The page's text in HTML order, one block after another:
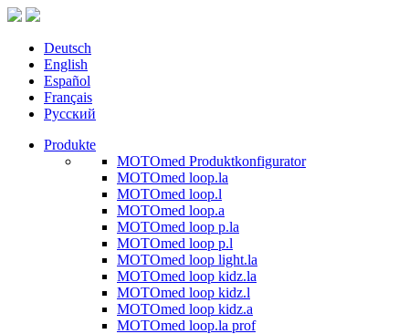
Deutsch
English
Español
Français
Русский
Produkte
MOTOmed Produktkonfigurator
MOTOmed loop.la
MOTOmed loop.l
MOTOmed loop.a
MOTOmed loop p.la
MOTOmed loop p.l
MOTOmed loop light.la
MOTOmed loop kidz.la
MOTOmed loop kidz.l
MOTOmed loop kidz.a
MOTOmed loop.la prof